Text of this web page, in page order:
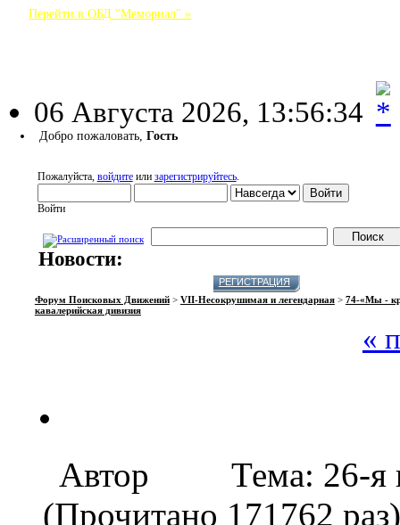
Перейти в ОБД "Мемориал" »
06 Августа 2026, 13:56:34
Добро пожаловать,Гость
Пожалуйста, войдитеили зарегистрируйтесь.
Войти
Новости:
РЕГИСТРАЦИЯ
Форум Поисковых Движений> VII-Несокрушимая и легендарная> 74-«Мы -
кавалерийская дивизия
«
Автор
Тема: 26-я
(Прочитано 171762